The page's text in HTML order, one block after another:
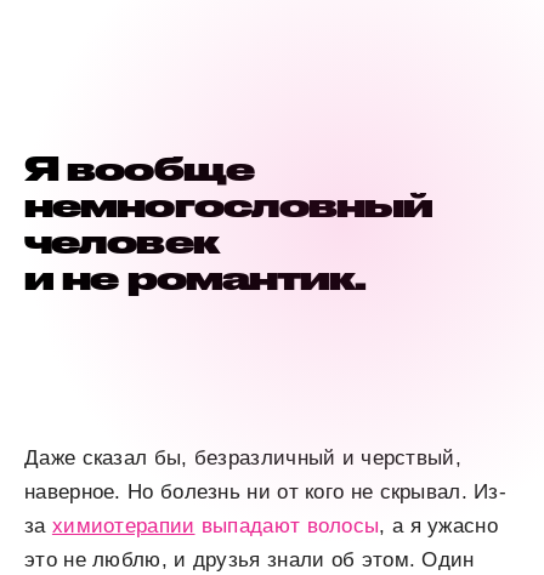
Я вообще
немногословный
человек
и не романтик.
Даже сказал бы, безразличный и черствый,
наверное. Но болезнь ни от кого не скрывал. Из-
за химиотерапии выпадают волосы, а я ужасно
это не люблю, и друзья знали об этом. Один